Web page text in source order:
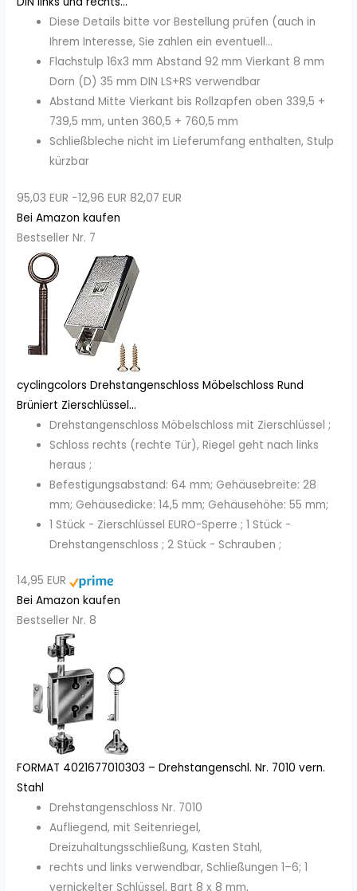
Diese Details bitte vor Bestellung prüfen (auch in
Ihrem Interesse, Sie zahlen ein eventuell...
Flachstulp 16x3 mm Abstand 92 mm Vierkant 8 mm
Dorn (D) 35 mm DIN LS+RS verwendbar
Abstand Mitte Vierkant bis Rollzapfen oben 339,5 +
739,5 mm, unten 360,5 + 760,5 mm
Schließbleche nicht im Lieferumfang enthalten, Stulp
kürzbar
95,03 EUR −12,96 EUR 82,07 EUR
Bei Amazon kaufen
Bestseller Nr. 7
cyclingcolors Drehstangenschloss Möbelschloss Rund
Brüniert Zierschlüssel...
Drehstangenschloss Möbelschloss mit Zierschlüssel ;
Schloss rechts (rechte Tür), Riegel geht nach links
heraus ;
Befestigungsabstand: 64 mm; Gehäusebreite: 28
mm; Gehäusedicke: 14,5 mm; Gehäusehöhe: 55 mm;
1 Stück - Zierschlüssel EURO-Sperre ; 1 Stück -
Drehstangenschloss ; 2 Stück - Schrauben ;
14,95 EUR
Bei Amazon kaufen
Bestseller Nr. 8
FORMAT 4021677010303 – Drehstangenschl. Nr. 7010 vern.
Stahl
Drehstangenschloss Nr. 7010
Aufliegend, mit Seitenriegel,
Dreizuhaltungsschließung, Kasten Stahl,
rechts und links verwendbar, Schließungen 1–6; 1
vernickelter Schlüssel, Bart 8 x 8 mm,